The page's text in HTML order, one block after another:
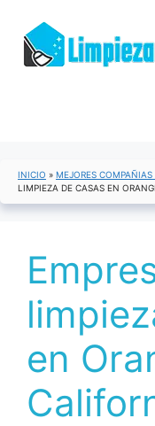
contenido
INICIO » MEJORES
LIMPIEZA DE CASAS EN
en